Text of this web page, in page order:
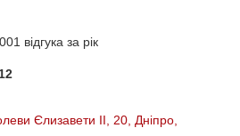
відгука за рік
Єлизавети ІІ, 20, Дніпро,